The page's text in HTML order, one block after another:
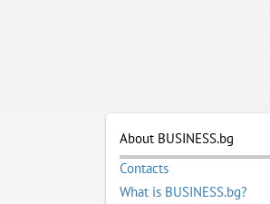
About BUSINESS.bg
Contacts
What is BUSINESS.bg?